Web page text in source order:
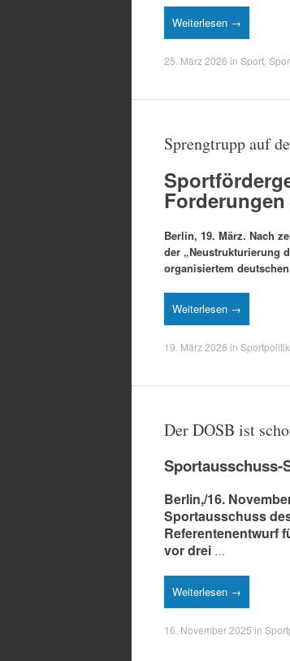
Weiterlesen →
25. März 2026 in Sport
Sprengtrupp auf
Berlin, 19. März. Nach
der „Neustrukturierung
organisiertem
Weiterlesen →
19. März 2026 in Sportpolitik
Der DOSB ist
Sportausschuss-
Berlin,/16.
Sportausschuss
Referentenentwurf
vor drei …
Weiterlesen →
16. November 2025 in